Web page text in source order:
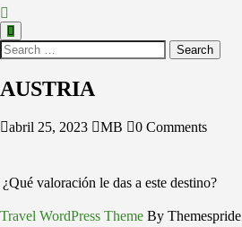
Search
AUSTRIA
abril 25, 2023 MB 0 Comments
¿Qué valoración le das a este destino?
Travel WordPress Theme By Themespride